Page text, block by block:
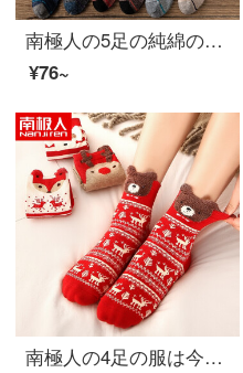
南極人の5足の純綿の恋人の靴下の女性の靴下のストッキングの女性の冬と冬の日本は復古する中筒の靴下の男性のストッキングの女性の運動する靴下の潮流を結んで簡単に潮ネットの赤い風を予約します。
¥76~
南極人の4足の服は今年の大赤いクリスマスソックスの女性の靴下の女性の靴下の秋冬の綿の靴下の3 D漫画のかわいい立体の耳は厚いレジャーの中筒の長い靴下の女性のファッションの平均サイズをプラスします。